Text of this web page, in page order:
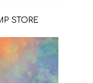
STORE